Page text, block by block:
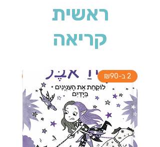
ראשית
קריאה
2 ב-₪90